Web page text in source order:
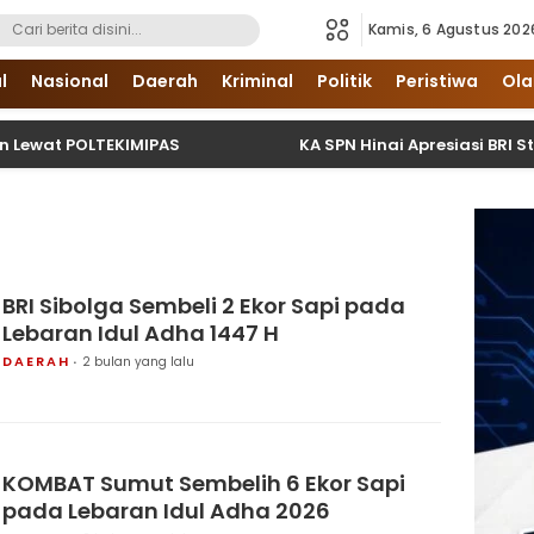
Sumatera Utara dan Nasional
Kamis, 6 Agustus
Nasional Daerah Kriminal Politik Peristiwa
KA SPN Hinai Apresiasi BRI Stabat
BRI Sibolga Sembeli 2 Ekor Sapi pada
Lebaran Idul Adha 1447 H
DAERAH 2 bulan yang lalu
KOMBAT Sumut Sembelih 6 Ekor Sapi
pada Lebaran Idul Adha 2026